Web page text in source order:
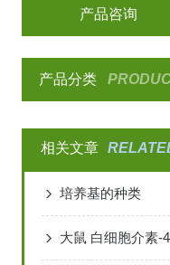
产品咨询
产品分类
相关文章
培养基的种类